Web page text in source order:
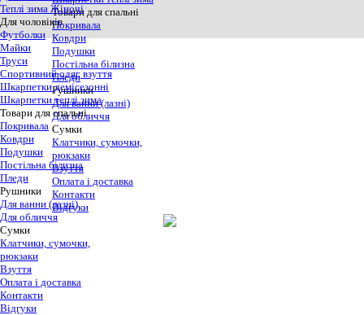
Товари для спальні
Покривала
Ковдри
Подушки
Постільна білизна
Пледи
Рушники
Для ванни (лазні)
Для обличчя
Сумки
Клатчики, сумочки,
рюкзаки
Взуття
Оплата і доставка
Контакти
Відгуки
Теплі зима Жіночі
Для чоловіків
Футболки
Майки
Труси
Спортивний одяг, взуття
Шкарпетки демісезонні
Шкарпетки теплі зима
Товари для спальні
Покривала
Ковдри
Подушки
Постільна білизна
Пледи
Рушники
Для ванни (лазні)
Для обличчя
Сумки
Клатчики, сумочки,
рюкзаки
Взуття
Оплата і доставка
Контакти
Відгуки